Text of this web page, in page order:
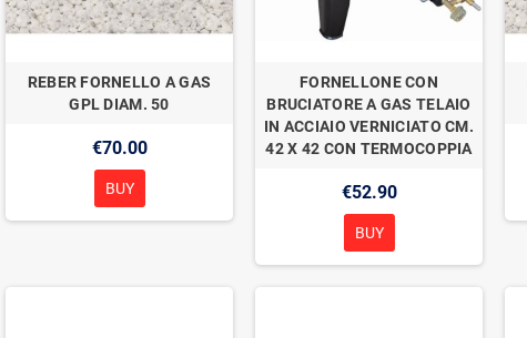
REBER FORNELLO A GAS
GPL DIAM. 50
€70.00
BUY
FORNELLONE CON
BRUCIATORE A GAS TELAIO
IN ACCIAIO VERNICIATO CM.
42 X 42 CON TERMOCOPPIA
€52.90
BUY